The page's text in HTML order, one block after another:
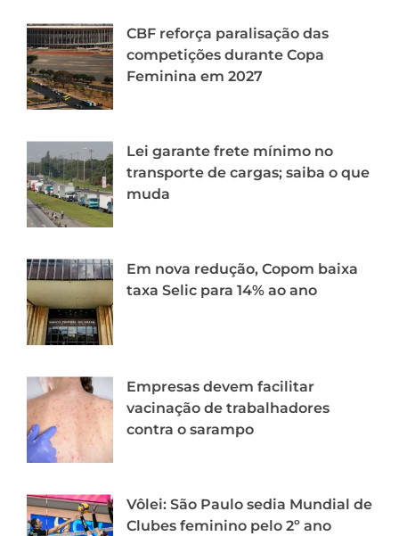
CBF reforça paralisação das
competições durante Copa
Feminina em 2027
Lei garante frete mínimo no
transporte de cargas; saiba o que
muda
Em nova redução, Copom baixa
taxa Selic para 14% ao ano
Empresas devem facilitar
vacinação de trabalhadores
contra o sarampo
Vôlei: São Paulo sedia Mundial de
Clubes feminino pelo 2º ano